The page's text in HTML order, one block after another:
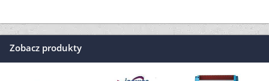
HR-618, HR-624